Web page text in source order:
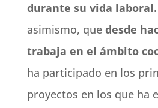
durante su vida laboral.
asimismo, que desde
trabaja en el ámbito
ha participado en los
proyectos en los que ha